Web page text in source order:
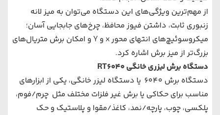
از مهم‌ترین ویژگی‌های این دستگاه می‌توان به میز لانه
زنبوری ثابت، داشتن فیوز محافظ، چرخ‌های جابجایی آسان؛
میکروسوئیچ‌های انتهای محور x و Y و امکان برش متریال‌های
بزرگ‌تر از میز برش اشاره کرد.
دستگاه برش لیزری خانگی RT6040
دستگاه برش 6040 یا دستگاه لیزر خانگی، یکی از ابزارهای
مناسب برای حکاکی یا برش غیر فلزات مختلف مثل چرم/فوم،
پلکسی، چوب، پارچه/نمد، کاغذ/مقوا و پلاستیک و حک